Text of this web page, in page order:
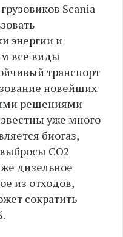
Scania
энергии и
все виды
транспорт
новейших
решениями
уже много
биогаз,
CO2
дизельное
из отходов,
сократить